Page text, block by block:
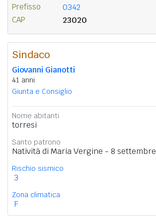
Prefisso 0342
CAP 23020
Sindaco
Giovanni Gianotti
41 anni
Giunta e Consiglio
Nome abitanti
torresi
Santo patrono
Natività di Maria Vergine - 8 settembre
Rischio sismico
3
Zona climatica
F